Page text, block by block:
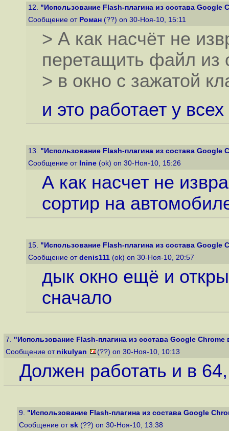
12. "Использование Flash-плагина из состава Google
Сообщение от Роман (??) on 30-Ноя-10, 15:11
> А как насчёт не
перетащить файл из
> в окно с зажатой
и это работает у
13. "Использование Flash-плагина из состава Google
Сообщение от Inine (ok) on 30-Ноя-10, 15:26
А как насчет не
сортир на
15. "Использование Flash-плагина из состава Google
Сообщение от denis111 (ok) on 30-Ноя-10, 20:57
дык окно ещё и
сначало
7. "Использование Flash-плагина из состава Google Chrome
Сообщение от nikulyan (??) on 30-Ноя-10, 10:13
Должен работать и в
9. "Использование Flash-плагина из состава Google
Сообщение от sk (??) on 30-Ноя-10, 13:38